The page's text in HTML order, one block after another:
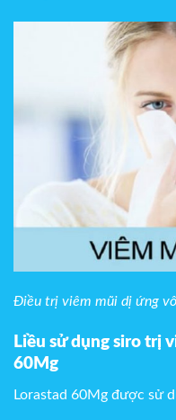
Điều trị viêm mũi dị ứng
Liều sử dụng siro trị
60Mg
Lorastad 60Mg được sử